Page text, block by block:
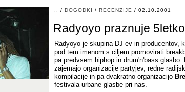
/ DOGODKI / RECENZIJE / 02.10.2001
Radyoyo praznuje
Radyoyo je skupina DJ-ev in producentov,
pod tem imenom s ciljem promovirati
pa predvsem hiphop in drum'n'bass
zajemajo organizacije partyjev, redne
kompilacije in pa dvakratno organizacijo
festivala urbane glasbe pri nas.